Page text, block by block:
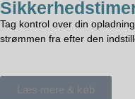
Tag kontrol over din
strømmen fra efter den
Læs mere & køb